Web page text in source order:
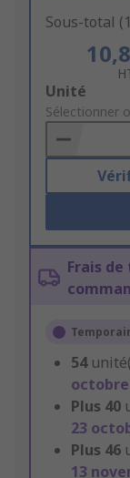
Sous-total
Add
to
Basket
Unité
Sélectionner
Frais
54
octobre
Plus 40
23
Plus 46
13